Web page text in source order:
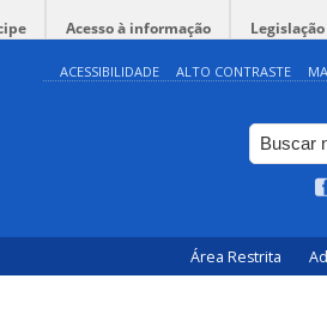
Acesso à informação Legislação
ACESSIBILIDADE ALTO CONTRASTE
Área Restrita